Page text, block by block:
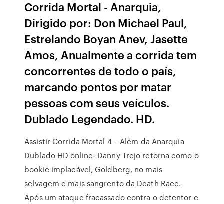
Corrida Mortal - Anarquia,
Dirigido por: Don Michael Paul,
Estrelando Boyan Anev, Jasette
Amos, Anualmente a corrida tem
concorrentes de todo o país,
marcando pontos por matar
pessoas com seus veículos.
Dublado Legendado. HD.
Assistir Corrida Mortal 4 – Além da Anarquia
Dublado HD online- Danny Trejo retorna como o
bookie implacável, Goldberg, no mais
selvagem e mais sangrento da Death Race.
Após um ataque fracassado contra o detentor e